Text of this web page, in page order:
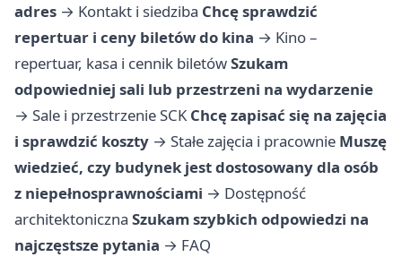
adres → Kontakt i siedziba Chcę sprawdzić
repertuar i ceny biletów do kina → Kino –
repertuar, kasa i cennik biletówSzukam
odpowiedniej sali lub przestrzeni na wydarzenie
→ Sale i przestrzenie SCK Chcę zapisać się na zajęcia
i sprawdzić koszty → Stałe zajęcia i pracownie Muszę
wiedzieć, czy budynek jest dostosowany dla osób
z niepełnosprawnościami → Dostępność
architektoniczna Szukam szybkich odpowiedzi na
najczęstsze pytania → FAQ